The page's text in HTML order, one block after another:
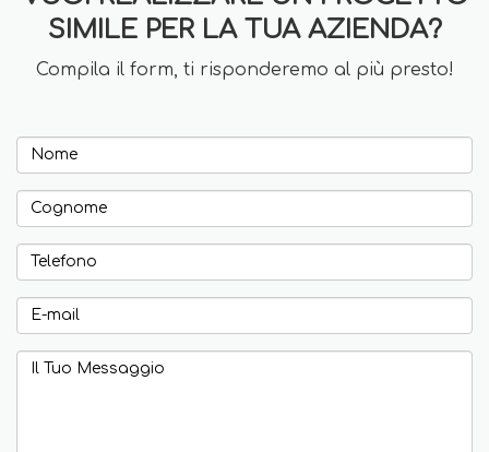
SIMILE PER LA TUA AZIENDA?
Compila il form, ti risponderemo al più presto!